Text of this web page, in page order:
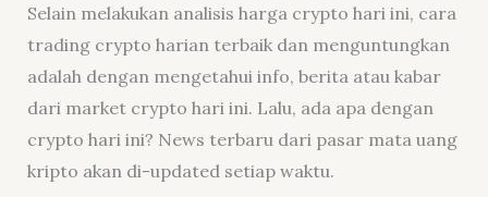
Selain melakukan analisis harga crypto hari ini, cara
trading crypto harian terbaik dan menguntungkan
adalah dengan mengetahui info, berita atau kabar
dari market crypto hari ini. Lalu, ada apa dengan
crypto hari ini? News terbaru dari pasar mata uang
kripto akan di-updated setiap waktu.